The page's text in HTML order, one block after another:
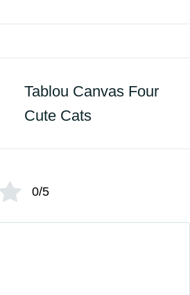
Tablou Canvas Four
Cute Cats
0/5